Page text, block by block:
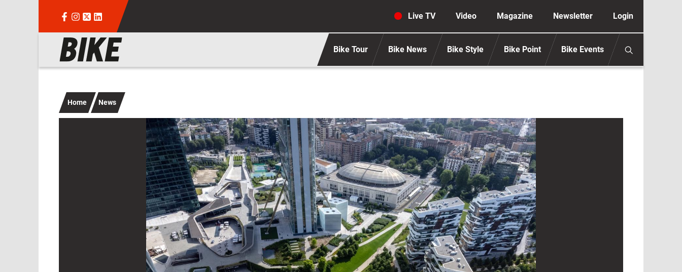
Navigazione secondaria anonimo
Live TV Video Magazine Newsletter Login
Navigazione principale Bike Tour Bike News Bike Style Bike Point Bike Events
Home News
Immagine